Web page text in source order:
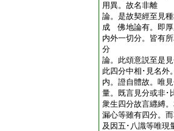
用異。故名非離
論。是故契經至見
成 佛地論有。即厚
内外一切分。皆有
分
論。此頌意説至是
此四分中相･見名
内。證自體故。唯
量。既言見分或非
衆生四分故言纒縛
漏心等雖有四分。
及因五･八識等唯現